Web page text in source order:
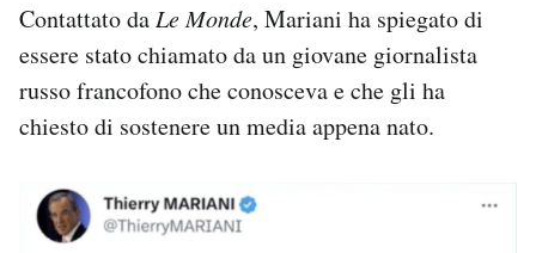
Contattato da Le Monde, Mariani ha spiegato di
essere stato chiamato da un giovane giornalista
russo francofono che conosceva e che gli ha
chiesto di sostenere un media appena nato.